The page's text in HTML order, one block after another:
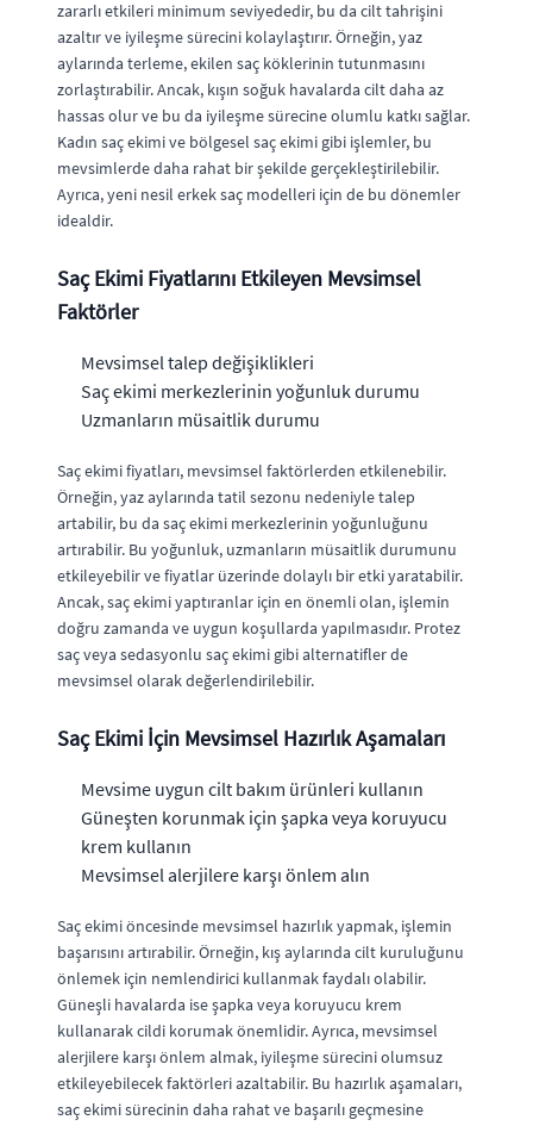
zararlı etkileri minimum seviyededir, bu da cilt tahrişini
azaltır ve iyileşme sürecini kolaylaştırır. Örneğin, yaz
aylarında terleme, ekilen saç köklerinin tutunmasını
zorlaştırabilir. Ancak, kışın soğuk havalarda cilt daha az
hassas olur ve bu da iyileşme sürecine olumlu katkı sağlar.
Kadın saç ekimi ve bölgesel saç ekimi gibi işlemler, bu
mevsimlerde daha rahat bir şekilde gerçekleştirilebilir.
Ayrıca, yeni nesil erkek saç modelleri için de bu dönemler
idealdir.
Saç Ekimi Fiyatlarını Etkileyen Mevsimsel
Faktörler
Mevsimsel talep değişiklikleri
Saç ekimi merkezlerinin yoğunluk durumu
Uzmanların müsaitlik durumu
Saç ekimi fiyatları, mevsimsel faktörlerden etkilenebilir.
Örneğin, yaz aylarında tatil sezonu nedeniyle talep
artabilir, bu da saç ekimi merkezlerinin yoğunluğunu
artırabilir. Bu yoğunluk, uzmanların müsaitlik durumunu
etkileyebilir ve fiyatlar üzerinde dolaylı bir etki yaratabilir.
Ancak, saç ekimi yaptıranlar için en önemli olan, işlemin
doğru zamanda ve uygun koşullarda yapılmasıdır. Protez
saç veya sedasyonlu saç ekimi gibi alternatifler de
mevsimsel olarak değerlendirilebilir.
Saç Ekimi İçin Mevsimsel Hazırlık Aşamaları
Mevsime uygun cilt bakım ürünleri kullanın
Güneşten korunmak için şapka veya koruyucu
krem kullanın
Mevsimsel alerjilere karşı önlem alın
Saç ekimi öncesinde mevsimsel hazırlık yapmak, işlemin
başarısını artırabilir. Örneğin, kış aylarında cilt kuruluğunu
önlemek için nemlendirici kullanmak faydalı olabilir.
Güneşli havalarda ise şapka veya koruyucu krem
kullanarak cildi korumak önemlidir. Ayrıca, mevsimsel
alerjilere karşı önlem almak, iyileşme sürecini olumsuz
etkileyebilecek faktörleri azaltabilir. Bu hazırlık aşamaları,
saç ekimi sürecinin daha rahat ve başarılı geçmesine